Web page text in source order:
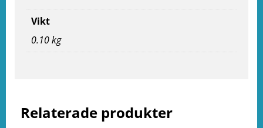
Relaterade produkter
Vikt
0.10 kg